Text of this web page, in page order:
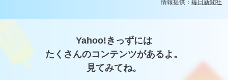
情報提供： 毎日新聞社
Yahoo!きっずには
たくさんのコンテンツがあるよ。
見てみてね。